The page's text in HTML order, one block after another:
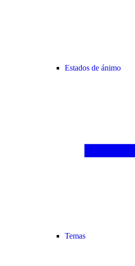
Estados de ánimo
Temas